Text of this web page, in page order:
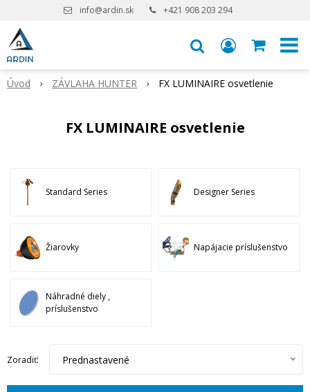
info@ardin.sk +421 908 203 294
Úvod ZÁVLAHA HUNTER FX LUMINAIRE osvetlenie
FX LUMINAIRE osvetlenie
Standard Series Designer Series
Žiarovky Napájacie príslušenstvo
Náhradné diely ,
príslušenstvo
Zoradiť: Prednastavené